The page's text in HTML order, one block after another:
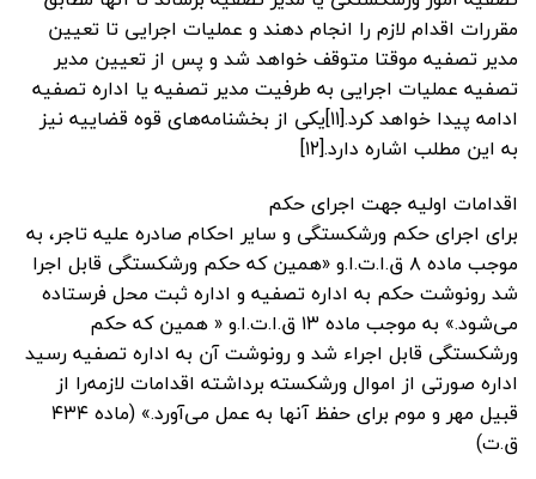
مقررات اقدام لازم را انجام دهند و عملیات اجرایی تا تعیین
مدیر تصفیه موقتا متوقف خواهد شد و پس از تعیین مدیر
تصفیه عملیات اجرایی به طرفیت مدیر تصفیه یا اداره تصفیه
ادامه پیدا خواهد کرد.[۱۱]یکی از بخشنامه‌های قوه قضاییه نیز
به این مطلب اشاره دارد.[۱۲]
اقدامات اولیه جهت اجرای حکم
برای اجرای حکم ورشکستگی و سایر احکام صادره علیه تاجر، به
موجب ماده ۸ ق.ا.ت.ا.و «همین که حکم ورشکستگی قابل اجرا
شد رونوشت حکم به اداره تصفیه و اداره ثبت محل فرستاده
می‌شود.» به موجب ماده ۱۳ ق.ا.ت.ا.و « همین که حکم
ورشکستگی قابل اجراء شد و رونوشت آن به اداره تصفیه رسید
اداره صورتی از اموال ورشکسته برداشته اقدامات لازمه‌را از
قبیل مهر و موم برای حفظ آنها به عمل می‌آورد.» (ماده ۴۳۴
ق.ت)